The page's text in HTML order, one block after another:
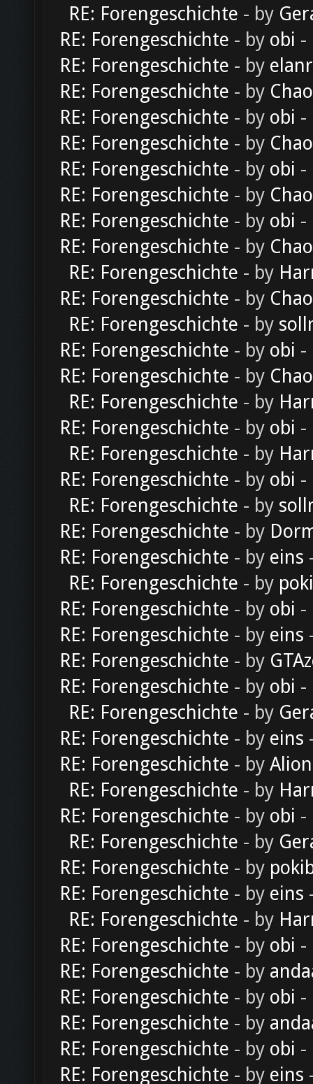
RE: Forengeschichte - by
RE: Forengeschichte - by obi -
RE: Forengeschichte - by
RE: Forengeschichte - by
RE: Forengeschichte - by obi -
RE: Forengeschichte - by
RE: Forengeschichte - by obi -
RE: Forengeschichte - by
RE: Forengeschichte - by obi -
RE: Forengeschichte - by
RE: Forengeschichte - by
RE: Forengeschichte - by
RE: Forengeschichte - by
RE: Forengeschichte - by obi -
RE: Forengeschichte - by
RE: Forengeschichte - by
RE: Forengeschichte - by obi -
RE: Forengeschichte - by
RE: Forengeschichte - by obi -
RE: Forengeschichte - by
RE: Forengeschichte - by
RE: Forengeschichte - by eins
RE: Forengeschichte - by
RE: Forengeschichte - by obi -
RE: Forengeschichte - by eins
RE: Forengeschichte - by
RE: Forengeschichte - by obi -
RE: Forengeschichte - by
RE: Forengeschichte - by eins
RE: Forengeschichte - by Alion
RE: Forengeschichte - by
RE: Forengeschichte - by obi -
RE: Forengeschichte - by
RE: Forengeschichte - by
RE: Forengeschichte - by eins
RE: Forengeschichte - by
RE: Forengeschichte - by obi -
RE: Forengeschichte - by
RE: Forengeschichte - by obi -
RE: Forengeschichte - by
RE: Forengeschichte - by obi -
RE: Forengeschichte - by eins